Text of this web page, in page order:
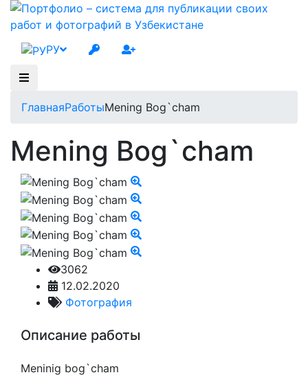
РУ
ГлавнаяРаботыMening Bog`cham
Mening Bog`cham
3062
12.02.2020
Фотография
Описание работы
Meninig bog`cham